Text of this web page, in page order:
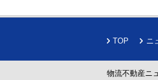
TOP
ニ
物流不動産ニ